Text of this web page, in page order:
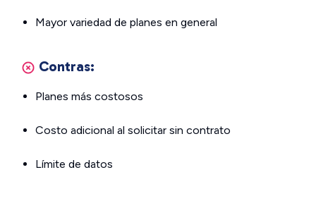
Mayor variedad de planes en general
Contras:
Planes más costosos
Costo adicional al solicitar sin contrato
Límite de datos